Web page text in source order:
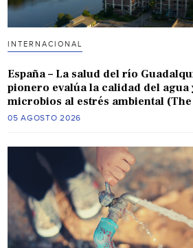
INTERNACIONAL
España – La salud del río
pionero evalúa la calidad del agua
microbios al estrés ambiental
05 AGOSTO 2026